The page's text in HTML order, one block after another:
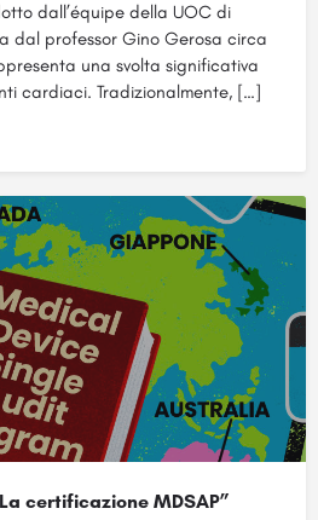
dall’équipe della UOC di
dal professor Gino Gerosa circa
una svolta significativa
cardiaci. Tradizionalmente, […]
certificazione MDSAP”